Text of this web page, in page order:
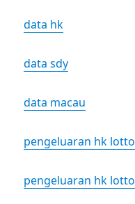
data hk
data sdy
data macau
pengeluaran hk lotto
pengeluaran hk lotto